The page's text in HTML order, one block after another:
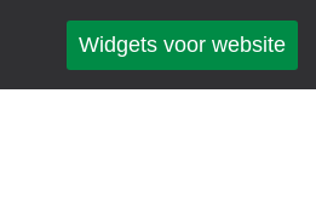
Widgets voor website